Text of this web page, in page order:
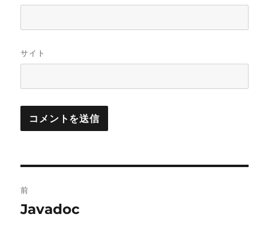
サイト
稿
前
前
Javadoc